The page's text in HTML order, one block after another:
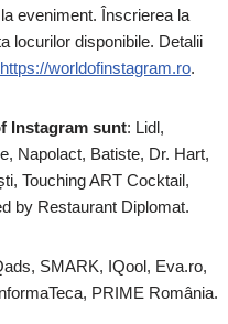
eveniment. Înscrierea la
locurilor disponibile. Detalii
https://worldofinstagram.ro.
Instagram sunt: Lidl,
Napolact, Batiste, Dr. Hart,
Touching ART Cocktail,
by Restaurant Diplomat.
SMARK, IQool, Eva.ro,
PRIME România.